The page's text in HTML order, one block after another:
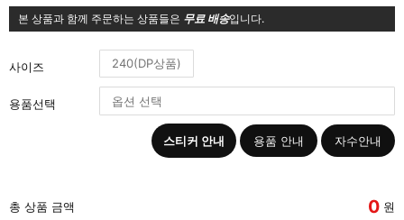
본 상품과 함께 주문하는 상품들은 무료 배송입니다.
사이즈 240(DP상품)
용품선택
스티커 안내 용품 안내 자수안내
총 상품 금액 0 원